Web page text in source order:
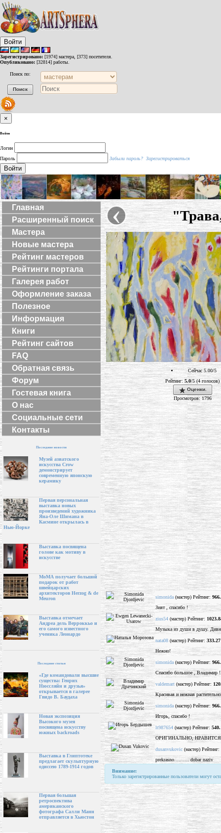
Войти
Зарегистрировано: [1974] мастера, [373] посетителя.
Опубликовано: [32814] работы.
Поиск по:
×
Войти
Логин
Пароль
Забыли пароль? Зарегистрироваться
Войти
Главная
Расширенный поиск
Мастера
Новые мастера
Рейтинг мастеров
Рейтинги портала
Галерея работ
Оформление заказа
Полезное
Информация
Книги
Рейтинг сайтов
FAQ
Обратная связь
Форум
Гостевая книга
О нас
Социальные сети
Контакты
Последние новости
Музей азиатского
искусства Crow
демонстрирует
современную японскую
керамику
Первая персональная
выставка новых
произведений художника
Яна-Оле Шимана в
Касмине открылась в
Нью-Йорке
Выставка посвящена
голове как мотиву в
искусстве
МоМА получает большой
подарок от работ
швейцарских
архитекторов Herzog & de
Meuron
Выставка отмечает
Андреа дель Верроккьо и
его самого известного
ученика Леонардо
Последние статьи
«Где командовали высшие
существа: Генрих
Нюссляйн и друзья»
открывается в галерее
Гвидо В. Баудаха
Новая экспозиция
Высокого музея
посвящена искусству
южных backroads
Выставка в Глиптотеке
предлагает скульптурную
одиссею 1789-1914 годов
Первая большая
ретроспектива
американского
фотографа Салли Манн
отправляется в Хьюстон
‹
Сейчас 5.00/5
Рейтинг: 5.0/5 (4 голосов)
Оценки.
Просмотров: 1796
simonida (мастер) Рейтинг:
Зият , спасибо !
zius54 (мастер) Рейтинг:
Музыка из души в душу.
nata08 (мастер) Рейтинг: 333.27
Нежно!
simonida (мастер) Рейтинг:
Спасибо большое , Владимир !
valdemart (мастер) Рейтинг:
Красивая и нежная
simonida (мастер) Рейтинг:
Игорь, спасибо !
lt987654 (мастер) Рейтинг:
ОРИГИНАЛЬНО,
dusanvukovic (мастер) Рейтинг:
prekrasno.......... dobar naziv
Внимание:
Только зарегистрированные пользователи могут